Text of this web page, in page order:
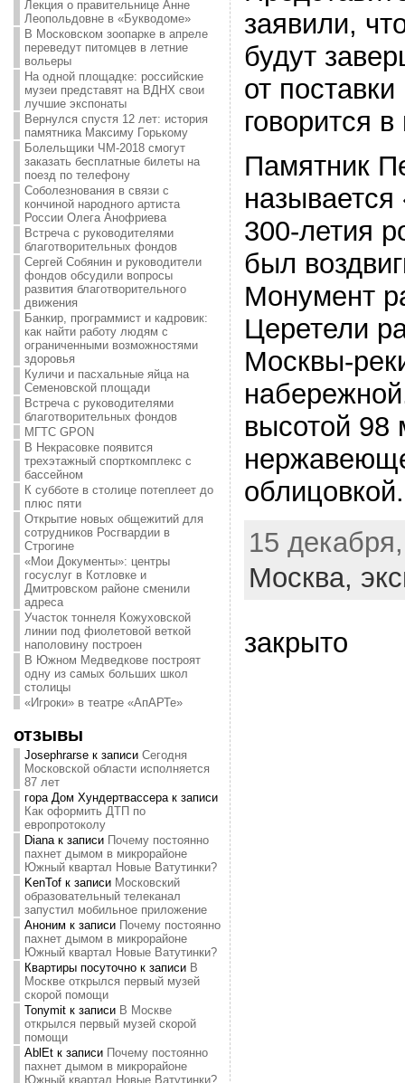
Лекция о правительнице Анне
Леопольдовне в «Букводоме»
В Московском зоопарке в апреле
переведут питомцев в летние
вольеры
На одной площадке: российские
музеи представят на ВДНХ свои
лучшие экспонаты
Вернулся спустя 12 лет: история
памятника Максиму Горькому
Болельщики ЧМ-2018 смогут
заказать бесплатные билеты на
поезд по телефону
Соболезнования в связи с
кончиной народного артиста
России Олега Анофриева
Встреча с руководителями
благотворительных фондов
Сергей Собянин и руководители
фондов обсудили вопросы
развития благотворительного
движения
Банкир, программист и кадровик:
как найти работу людям с
ограниченными возможностями
здоровья
Куличи и пасхальные яйца на
Семеновской площади
Встреча с руководителями
благотворительных фондов
МГТС GPON
В Некрасовке появится
трехэтажный спорткомплекс с
бассейном
К субботе в столице потеплеет до
плюс пяти
Открытие новых общежитий для
сотрудников Росгвардии в
Строгине
«Мои Документы»: центры
госуслуг в Котловке и
Дмитровском районе сменили
адреса
Участок тоннеля Кожуховской
линии под фиолетовой веткой
наполовину построен
В Южном Медведкове построят
одну из самых больших школ
столицы
«Игроки» в театре «АпАРТе»
отзывы
Josephrarseк записи Сегодня
Московской области исполняется
87 лет
гора Дом Хундертвассерак записи
Как оформить ДТП по
европротоколу
Dianaк записи Почему постоянно
пахнет дымом в микрорайоне
Южный квартал Новые Ватутинки?
KenTofк записи Московский
образовательный телеканал
запустил мобильное приложение
Аноним к записи Почему постоянно
пахнет дымом в микрорайоне
Южный квартал Новые Ватутинки?
Квартиры посуточнок записи В
Москве открылся первый музей
скорой помощи
Tonymitк записи В Москве
открылся первый музей скорой
помощи
AblEtк записи Почему постоянно
пахнет дымом в микрорайоне
Южный квартал Новые Ватутинки?
заявили,
будут
от
говорится
Памятник
300-летия
был
Монумент
Церетели
Москвы-
высотой 98
облицовкой.
15
Москва,
закрыто